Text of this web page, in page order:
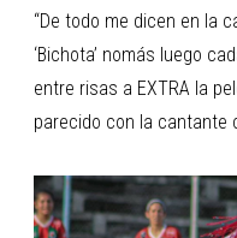
“De todo me dicen en la
‘Bichota’ nomás luego
entre risas a EXTRA la
parecido con la cantante